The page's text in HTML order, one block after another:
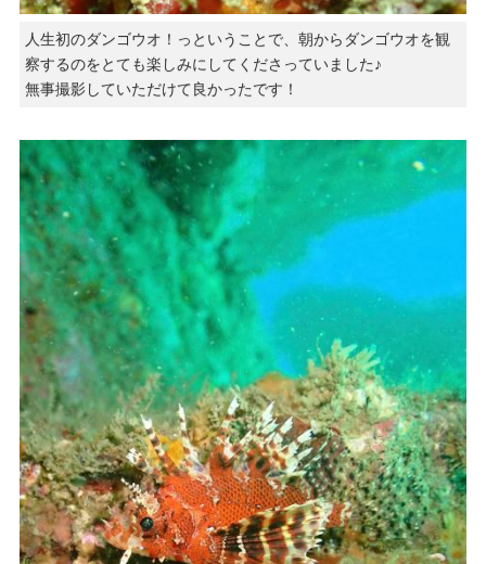
人生初のダンゴウオ！っということで、朝からダンゴウオを観
察するのをとても楽しみにしてくださっていました♪
無事撮影していただけて良かったです！